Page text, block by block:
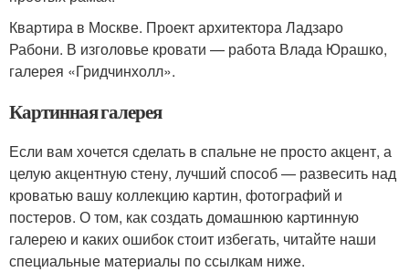
Квартира в Москве. Проект архитектора Ладзаро
Рабони. В изголовье кровати — работа Влада Юрашко,
галерея «Гридчинхолл».
Картинная галерея
Если вам хочется сделать в спальне не просто акцент, а
целую акцентную стену, лучший способ — развесить над
кроватью вашу коллекцию картин, фотографий и
постеров. О том, как создать домашнюю картинную
галерею и каких ошибок стоит избегать, читайте наши
специальные материалы по ссылкам ниже.